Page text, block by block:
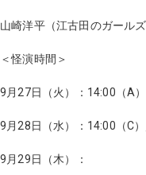
山崎洋平（江古田のガールズ
＜怪演時間＞
9月27日（火）：14:00（A）
9月28日（水）：14:00（C）
9月29日（木）：